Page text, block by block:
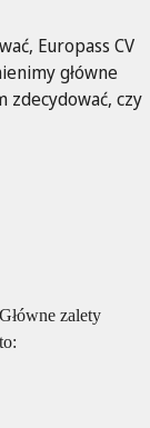
Europass CV
główne
zdecydować, czy
Główne zalety
to: